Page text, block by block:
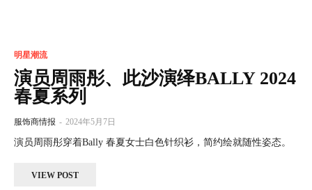
明星潮流
演员周雨彤、此沙演绎BALLY 2024
春夏系列
服饰商情报 - 2024年5月7日
演员周雨彤穿着Bally 春夏女士白色针织衫，简约绘就随性姿态。
VIEW POST